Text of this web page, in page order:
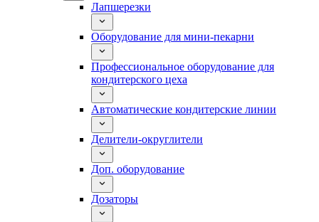
Лапшерезки
Оборудование для мини-пекарни
Профессиональное оборудование для
кондитерского цеха
Автоматические кондитерские линии
Делители-округлители
Доп. оборудование
Дозаторы